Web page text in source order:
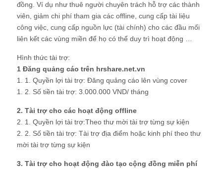
đồng. Ví dụ như thuê người chuyên trách hỗ trợ các thành
viên, giảm chi phí tham gia các offline, cung cấp tài liệu
công việc, cung cấp nguồn lực (tài chính) cho các đầu mối
liên kết các vùng miền để họ có thể duy trì hoạt động …
Hình thức tài trợ:
1 Đăng quảng cáo trên hrshare.net.vn
1. 1. Quyền lợi tài trợ: Đăng quảng cáo lên vùng cover
1. 2. Số tiền tài trợ: 3.000.000 VND/ tháng
2. Tài trợ cho các hoạt động offline
2. 1. Quyền lợi tài trợ:Theo thư mời tài trợ từng sự kiện
2. 2. Số tiền tài trợ: Tài trợ địa điểm hoặc kinh phí theo thư
mời tài trợ từng sự kiện
3. Tài trợ cho hoạt động đào tạo cộng đồng miễn phí